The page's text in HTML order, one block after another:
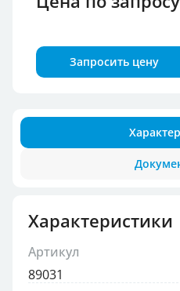
Запросить цену
Характеристики
Артикул
89031